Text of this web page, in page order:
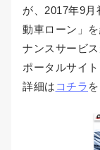
が、2017年9月
動車ローン」
ナンスサービ
ポータルサイ
詳細は コチラ